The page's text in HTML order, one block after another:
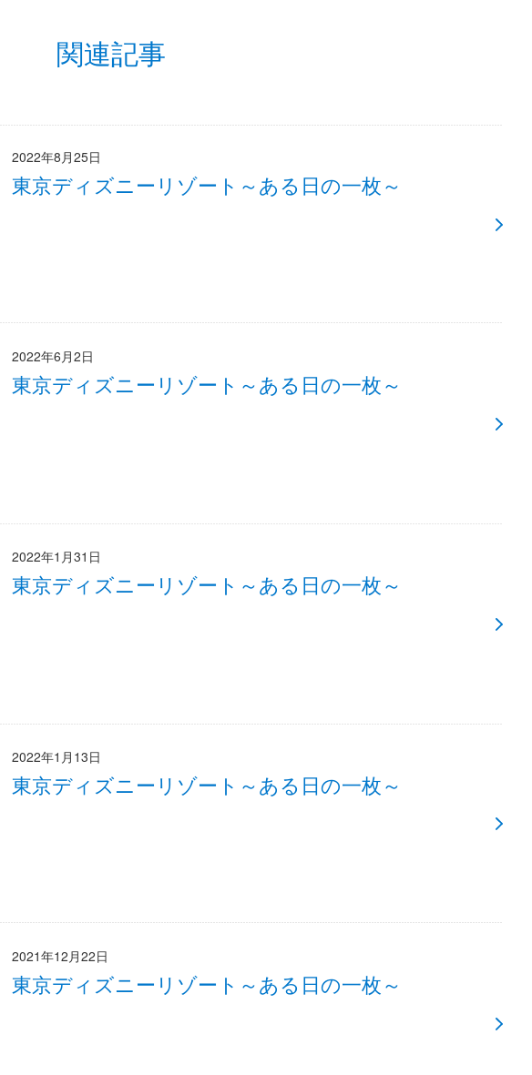
関連記事
2022年8月25日
東京ディズニーリゾート～ある日の一枚～
2022年6月2日
東京ディズニーリゾート～ある日の一枚～
2022年1月31日
東京ディズニーリゾート～ある日の一枚～
2022年1月13日
東京ディズニーリゾート～ある日の一枚～
2021年12月22日
東京ディズニーリゾート～ある日の一枚～